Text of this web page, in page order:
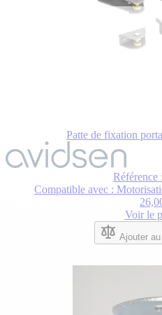
Patte de fixation
Référence
Compatible avec :
Voir le
Ajouter